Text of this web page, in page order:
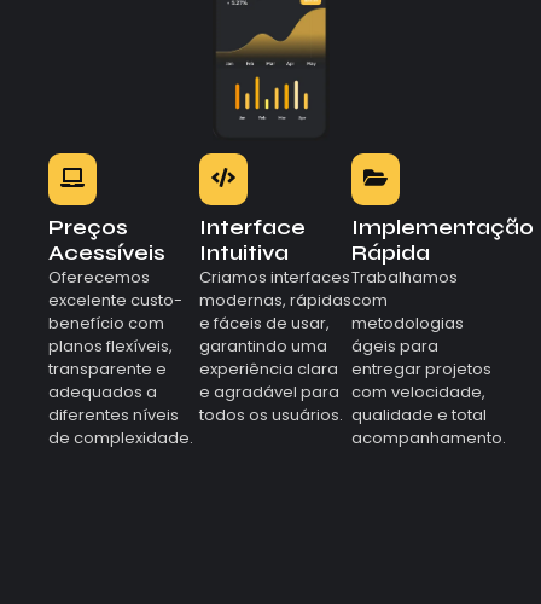
Preços
Acessíveis
Oferecemos
excelente custo-
benefício com
planos flexíveis,
transparente e
adequados a
diferentes níveis
de complexidade.
Interface
Intuitiva
Criamos interfaces
modernas, rápidas
e fáceis de usar,
garantindo uma
experiência clara
e agradável para
todos os usuários.
Implementação
Rápida
Trabalhamos
com
metodologias
ágeis para
entregar projetos
com velocidade,
qualidade e total
acompanhamento.